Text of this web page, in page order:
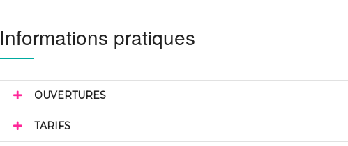
Informations pratiques
OUVERTURES
TARIFS